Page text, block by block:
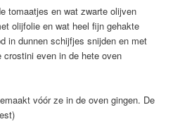
tomaatjes en wat zwarte olijven
olijfolie en wat heel fijn gehakte
in dunnen schijfjes snijden en met
even in de hete oven
vóór ze in de oven gingen. De